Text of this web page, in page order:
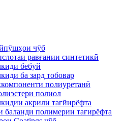
чӯб
равғании синтетикӣ
бебӯй
ба зард тобовар
полиуретанӣ
полиол
акрилӣ тағйирёфта
баланди полимерии тағирёфта